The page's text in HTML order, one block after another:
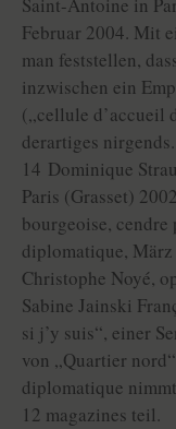
Saint-Antoine in
Februar 2004. Mit
man feststellen,
inzwischen ein
(„cellule d’accueil
derartiges
14 Dominique
Paris (Grasset)
bourgeoise,
diplomatique,
Christophe Noyé,
Sabine Jainski
si j’y suis“, einer
von „Quartier
diplomatique
12 magazines teil.